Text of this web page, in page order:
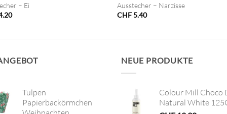
– Ei
Ausstecher – Narzisse
CHF5.40
Tulpen
Papierbackörmchen
NEUE PRODUKTE
Colour Mill Choco
Natural White